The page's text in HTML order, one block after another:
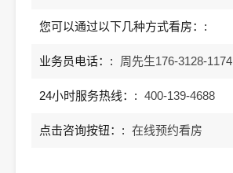
您可以通过以下几种方式看房：:
业务员电话：: 周先生176-3128-1174
24小时服务热线：: 400-139-4688
点击咨询按钮：: 在线预约看房